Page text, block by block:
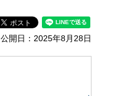
公開日：2025年8月28日